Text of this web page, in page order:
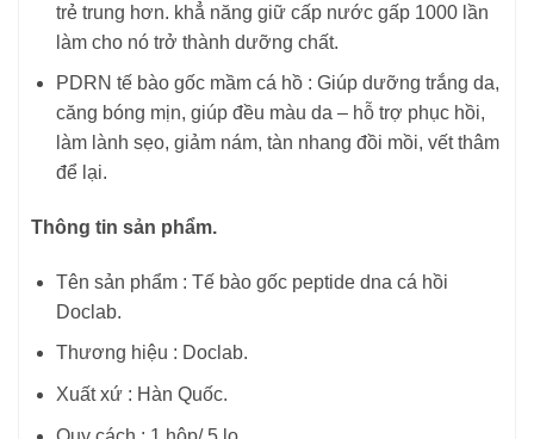
trẻ trung hơn. khẳ năng giữ cấp nước gấp 1000 lần
làm cho nó trở thành dưỡng chất.
PDRN tế bào gốc mầm cá hồ : Giúp dưỡng trắng da,
căng bóng mịn, giúp đều màu da – hỗ trợ phục hồi,
làm lành sẹo, giảm nám, tàn nhang đồi mồi, vết thâm
để lại.
Thông tin sản phẩm.
Tên sản phẩm : Tế bào gốc peptide dna cá hồi
Doclab.
Thương hiệu : Doclab.
Xuất xứ : Hàn Quốc.